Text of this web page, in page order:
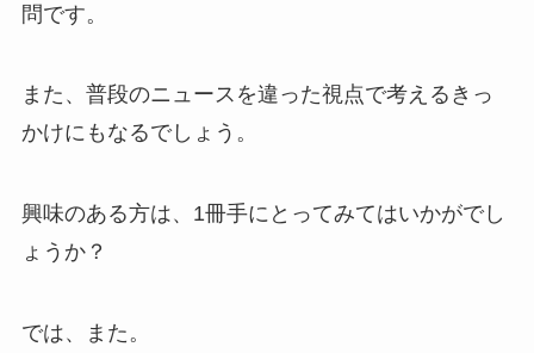
問です。
また、普段のニュースを違った視点で考えるきっ
かけにもなるでしょう。
興味のある方は、1冊手にとってみてはいかがでし
ょうか？
では、また。